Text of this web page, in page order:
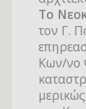
Το
τον Γ.
Κων/νο